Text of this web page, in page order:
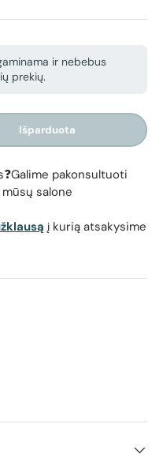
ir nebebus
prekių.
Išparduota
pakonsultuoti
mūsų salone
į kurią atsakysime